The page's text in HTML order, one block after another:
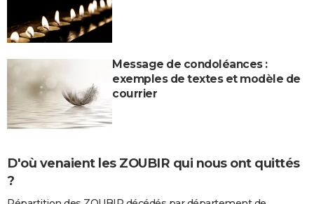
Message de condoléances :
exemples de textes et modèle de
courrier
D'où venaient les ZOUBIR qui nous ont quittés
?